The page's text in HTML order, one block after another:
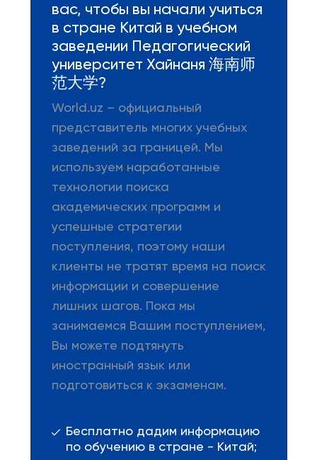
вас, чтобы вы начали учиться
в стране Китай в учебном
заведении Педагогический
университет Хайнаня 海南师
范大学?
World.uz – официальный
представитель многих учебных
заведений за границей. Мы
используем наработанные
технологии поиска
академических программ и
успешные стратегии
поступления, поэтому наши
клиенты не тратят время на поиск
информации и совершение
лишних шагов. Пока мы
занимаемся Вашим поступлением,
Вы можете подтянуть
иностранный язык или
подготовиться к экзаменам.
Бесплатно дадим информацию
по обучению в стране - Китай;